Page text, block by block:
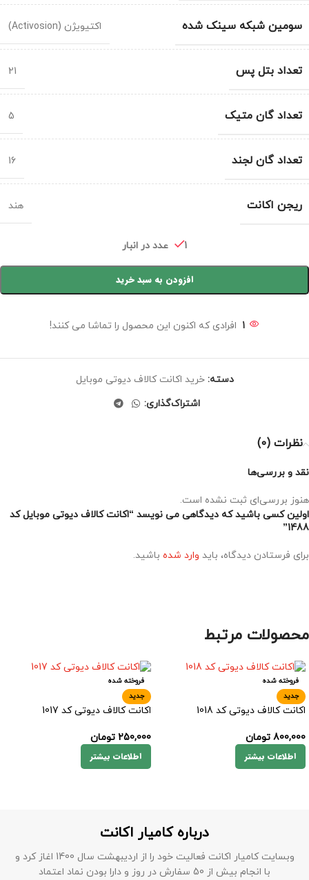
سومین شبکه سینک شده اکتیویژن (Activosion)
تعداد بتل پس 21
تعداد گان متیک 5
تعداد گان لجند 16
ریجن اکانت هند
1 عدد در انبار
افزودن به سبد خرید
1 افرادی که اکنون این محصول را تماشا می کنند!
دسته: خرید اکانت کالاف دیوتی موبایل
اشتراک‌گذاری:
نظرات (0)
نقد و بررسی‌ها
هنوز بررسی‌ای ثبت نشده است.
اولین کسی باشید که دیدگاهی می نویسد “اکانت کالاف دیوتی موبایل کد
1488”
برای فرستادن دیدگاه، باید وارد شده باشید.
محصولات مرتبط
فروخته شده
جدید
اکانت کالاف دیوتی کد 1018
800,000 تومان
اطلاعات بیشتر
فروخته شده
جدید
اکانت کالاف دیوتی کد 1017
250,000 تومان
اطلاعات بیشتر
درباره کامیار اکانت
وبسایت کامیار اکانت فعالیت خود را از اردیبهشت سال 1400 اغاز کرد و
با انجام بیش از 50 سفارش در روز و دارا بودن نماد اعتماد